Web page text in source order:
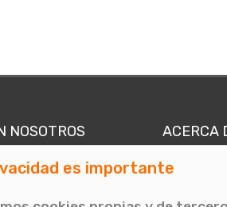
NOSOTROS
702 774
ACERCA
Quiénes
es importante